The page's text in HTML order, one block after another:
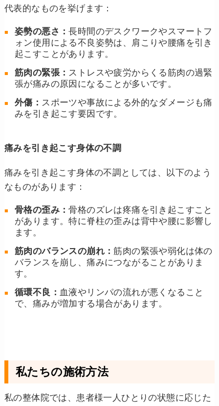
代表的なものを挙げます：
姿勢の悪さ：長時間のデスクワークやスマートフ
ォン使用による不良姿勢は、肩こりや腰痛を引き
起こすことがあります。
筋肉の緊張： ストレスや疲労からくる筋肉の過緊
張が痛みの原因になることが多いです。
外傷： スポーツや事故による外的なダメージも痛
みを引き起こす要因です。
痛みを引き起こす身体の不調
痛みを引き起こす身体の不調としては、以下のよう
なものがあります：
骨格の歪み：骨格のズレは疼痛を引き起こすこと
があります。特に脊柱の歪みは背中や腰に影響し
ます。
筋肉のバランスの崩れ：筋肉の緊張や弱化は体の
バランスを崩し、痛みにつながることがありま
す。
循環不良： 血液やリンパの流れが悪くなること
で、痛みが増加する場合があります。
私たちの施術方法
私の整体院では、患者様一人ひとりの状態に応じた